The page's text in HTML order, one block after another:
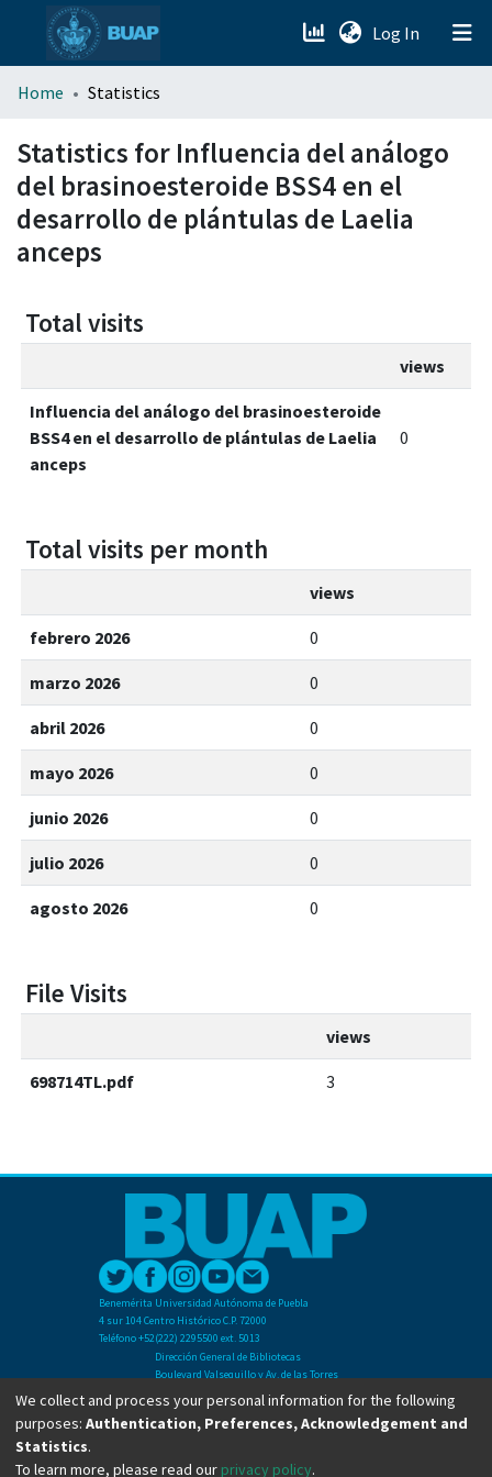
Log In (current)
menu.section.about_menu
All of DSpace
Home Statistics
Statistics for Influencia del análogo
del brasinoesteroide BSS4 en el
desarrollo de plántulas de Laelia
anceps
Total visits
views
Influencia del análogo del brasinoesteroide
BSS4 en el desarrollo de plántulas de Laelia
anceps
0
Total visits per month
views
febrero 2026 0
marzo 2026 0
abril 2026 0
mayo 2026 0
junio 2026 0
julio 2026 0
agosto 2026 0
File Visits
views
698714TL.pdf 3
Benemérita Universidad Autónoma de Puebla
4 sur 104 Centro Histórico C.P. 72000
Teléfono +52(222) 2295500 ext. 5013
Dirección General de Bibliotecas
Boulevard Valsequillo y Av. de las Torres
Ciudad Universitaria. Col. San Manuel
C.P. 72570
Teléfono +52 (222) 2295500 Ext 2901
We collect and process your personal information for the following
purposes: Authentication, Preferences, Acknowledgement and
Statistics.
To learn more, please read our privacy policy.